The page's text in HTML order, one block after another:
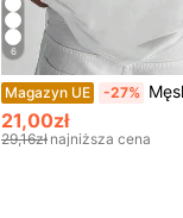
6
Magazyn UE -27% Męski T-shirt oversize z nadrukiem na plecach Mojito
21,00zł
29,16zł najniższa cena